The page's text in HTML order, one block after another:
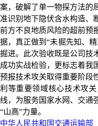
案，破解了单一物探方法的
准识别地下隐伏含水构造、
前方不良地质风险的超前预
据，真正做到“未掘先知、
掘进。此次验收既是公司技
成功实战检验，更标志着我
预报技术攻关取得重要阶段
利等重要领域核心技术攻
线，为服务国家水网、交通
“山高”力量。
中华人民共和国交通运输部